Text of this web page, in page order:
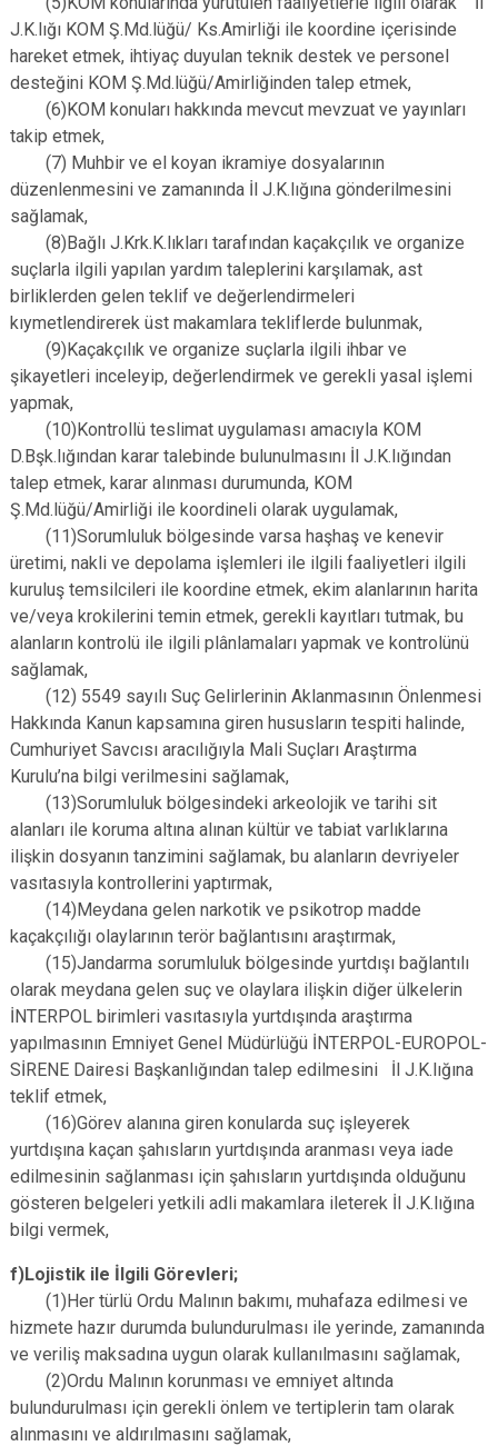
J.K.lığı KOM Ş.Md.lüğü/ Ks.Amirliği ile koordine içerisinde
hareket etmek, ihtiyaç duyulan teknik destek ve personel
desteğini KOM Ş.Md.lüğü/Amirliğinden talep etmek,
(6)KOM konuları hakkında mevcut mevzuat ve yayınları
takip etmek,
(7) Muhbir ve el koyan ikramiye dosyalarının
düzenlenmesini ve zamanında İl J.K.lığına gönderilmesini
sağlamak,
(8)Bağlı J.Krk.K.lıkları tarafından kaçakçılık ve organize
suçlarla ilgili yapılan yardım taleplerini karşılamak, ast
birliklerden gelen teklif ve değerlendirmeleri
kıymetlendirerek üst makamlara tekliflerde bulunmak,
(9)Kaçakçılık ve organize suçlarla ilgili ihbar ve
şikayetleri inceleyip, değerlendirmek ve gerekli yasal işlemi
yapmak,
(10)Kontrollü teslimat uygulaması amacıyla KOM
D.Bşk.lığından karar talebinde bulunulmasını İl J.K.lığından
talep etmek, karar alınması durumunda, KOM
Ş.Md.lüğü/Amirliği ile koordineli olarak uygulamak,
(11)Sorumluluk bölgesinde varsa haşhaş ve kenevir
üretimi, nakli ve depolama işlemleri ile ilgili faaliyetleri ilgili
kuruluş temsilcileri ile koordine etmek, ekim alanlarının harita
ve/veya krokilerini temin etmek, gerekli kayıtları tutmak, bu
alanların kontrolü ile ilgili plânlamaları yapmak ve kontrolünü
sağlamak,
(12) 5549 sayılı Suç Gelirlerinin Aklanmasının Önlenmesi
Hakkında Kanun kapsamına giren hususların tespiti halinde,
Cumhuriyet Savcısı aracılığıyla Mali Suçları Araştırma
Kurulu’na bilgi verilmesini sağlamak,
(13)Sorumluluk bölgesindeki arkeolojik ve tarihi sit
alanları ile koruma altına alınan kültür ve tabiat varlıklarına
ilişkin dosyanın tanzimini sağlamak, bu alanların devriyeler
vasıtasıyla kontrollerini yaptırmak,
(14)Meydana gelen narkotik ve psikotrop madde
kaçakçılığı olaylarının terör bağlantısını araştırmak,
(15)Jandarma sorumluluk bölgesinde yurtdışı bağlantılı
olarak meydana gelen suç ve olaylara ilişkin diğer ülkelerin
İNTERPOL birimleri vasıtasıyla yurtdışında araştırma
yapılmasının Emniyet Genel Müdürlüğü İNTERPOL-EUROPOL-
SİRENE Dairesi Başkanlığından talep edilmesini İl J.K.lığına
teklif etmek,
(16)Görev alanına giren konularda suç işleyerek
yurtdışına kaçan şahısların yurtdışında aranması veya iade
edilmesinin sağlanması için şahısların yurtdışında olduğunu
gösteren belgeleri yetkili adli makamlara ileterek İl J.K.lığına
bilgi vermek,
f)Lojistik ile İlgili Görevleri;
(1)Her türlü Ordu Malının bakımı, muhafaza edilmesi ve
hizmete hazır durumda bulundurulması ile yerinde, zamanında
ve veriliş maksadına uygun olarak kullanılmasını sağlamak,
(2)Ordu Malının korunması ve emniyet altında
bulundurulması için gerekli önlem ve tertiplerin tam olarak
alınmasını ve aldırılmasını sağlamak,